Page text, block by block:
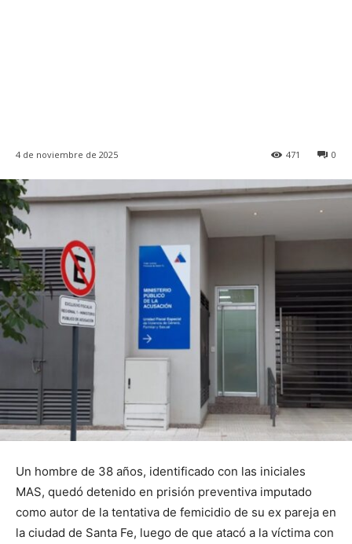
4 de noviembre de 2025 0
471
Un hombre de 38 años, identificado con las iniciales
MAS, quedó detenido en prisión preventiva imputado
como autor de la tentativa de femicidio de su ex pareja en
la ciudad de Santa Fe, luego de que atacó a la víctima con